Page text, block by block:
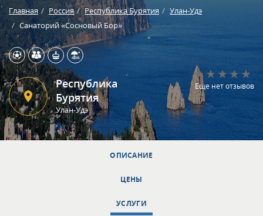
Главная Россия Республика Бурятия
Улан-Удэ
Санаторий «Сосновый Бор»
Республика
Бурятия
Улан-Удэ
Еще нет отзывов
ОПИСАНИЕ
ЦЕНЫ
УСЛУГИ